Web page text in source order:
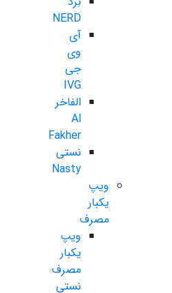
NERD
آی
وی
جی
IVG
الفاخر
Al
Fakher
نستی
Nasty
ویپ
یکبار
مصرف
ویپ
یکبار
مصرف
نستی